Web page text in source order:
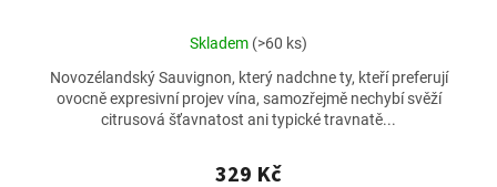
Průměrné
produktu
je
5,0
5
Skladem (>60 ks)
329 Kč
Novozélandský Sauvignon, který nadchne ty, kteří preferují
ovocně expresivní projev vína, samozřejmě nechybí svěží
citrusová šťavnatost ani typické travnatě...